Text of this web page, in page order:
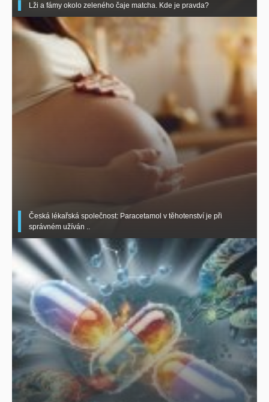
Lži a fámy okolo zeleného čaje matcha. Kde je pravda?
Česká lékařská společnost: Paracetamol v těhotenství je při
správném užíván ..